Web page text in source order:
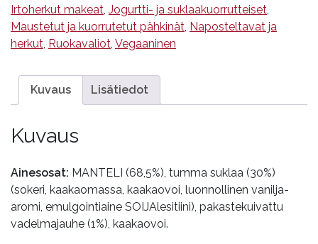
Irtoherkut makeat Jogurtti- ja suklaakuorrutteiset
Maustetut ja kuorrutetut pähkinät Naposteltavat ja
herkut Ruokavaliot Vegaaninen
Kuvaus Lisätiedot
Kuvaus
Ainesosat: MANTELI (68,5%), tumma suklaa (30%)
(sokeri, kaakaomassa, kaakaovoi, luonnollinen vanilja-
aromi, emulgointiaine SOIJAlesitiini), pakastekuivattu
vadelmajauhe (1%), kaakaovoi.